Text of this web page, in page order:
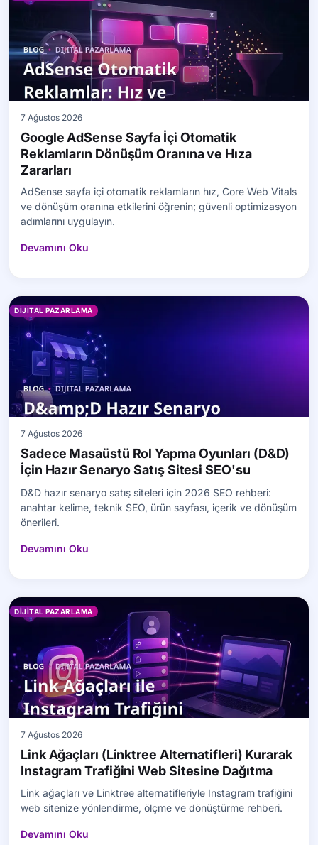
7 Ağustos 2026
Google AdSense Sayfa İçi Otomatik
Reklamların Dönüşüm Oranına ve Hıza
Zararları
AdSense sayfa içi otomatik reklamların hız, Core Web Vitals
ve dönüşüm oranına etkilerini öğrenin; güvenli optimizasyon
adımlarını uygulayın.
Devamını Oku
DIJITAL PAZARLAMA
7 Ağustos 2026
Sadece Masaüstü Rol Yapma Oyunları (D&D)
İçin Hazır Senaryo Satış Sitesi SEO'su
D&D hazır senaryo satış siteleri için 2026 SEO rehberi:
anahtar kelime, teknik SEO, ürün sayfası, içerik ve dönüşüm
önerileri.
Devamını Oku
DIJITAL PAZARLAMA
7 Ağustos 2026
Link Ağaçları (Linktree Alternatifleri) Kurarak
Instagram Trafiğini Web Sitesine Dağıtma
Link ağaçları ve Linktree alternatifleriyle Instagram trafiğini
web sitenize yönlendirme, ölçme ve dönüştürme rehberi.
Devamını Oku